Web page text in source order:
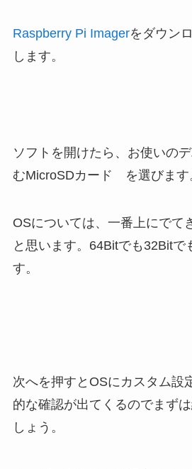
Raspberry Pi Imagerをダウン
します。
ソフトを開けたら、お使いの
むMicroSDカード を選びます
OSについては、一番上にでて
と思います。64Bitでも32Bitで
す。
次へを押すとOSにカスタム設
的な確認が出てくるのでまず
しょう。